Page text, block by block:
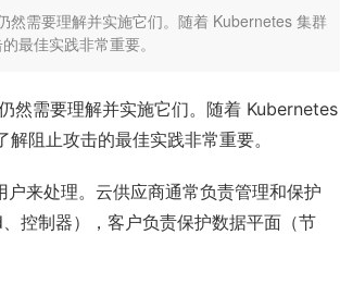
需要理解并实施它们。随着 Kubernetes 集群
最佳实践非常重要。
然需要理解并实施它们。随着 Kubernetes
阻止攻击的最佳实践非常重要。
来处理。云供应商通常负责管理和保护
控制器），客户负责保护数据平面（节